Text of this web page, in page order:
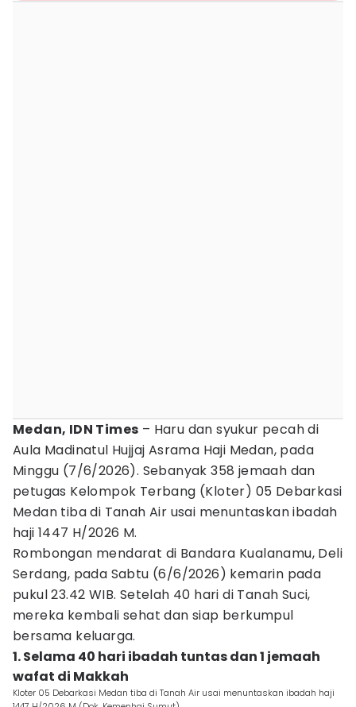
Medan, IDN Times – Haru dan syukur pecah di
Aula Madinatul Hujjaj Asrama Haji Medan, pada
Minggu (7/6/2026). Sebanyak 358 jemaah dan
petugas Kelompok Terbang (Kloter) 05 Debarkasi
Medan tiba di Tanah Air usai menuntaskan ibadah
haji 1447 H/2026 M.
Rombongan mendarat di Bandara Kualanamu, Deli
Serdang, pada Sabtu (6/6/2026) kemarin pada
pukul 23.42 WIB. Setelah 40 hari di Tanah Suci,
mereka kembali sehat dan siap berkumpul
bersama keluarga.
1. Selama 40 hari ibadah tuntas dan 1 jemaah
wafat di Makkah
Kloter 05 Debarkasi Medan tiba di Tanah Air usai menuntaskan ibadah haji